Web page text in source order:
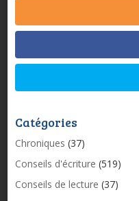
Catégories
Chroniques (37)
Conseils d'écriture (519)
Conseils de lecture (37)